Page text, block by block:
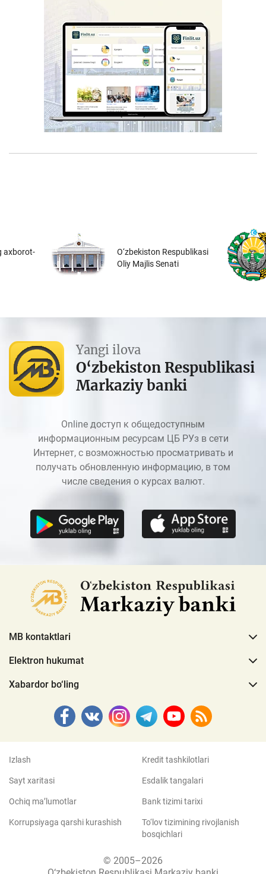
axborot-
O‘zbekiston Respublikasi
Oliy Majlis Senati
Yangi ilova
O‘zbekiston Respublikasi
Markaziy banki
Online доступ к общедоступным
информационным ресурсам ЦБ РУз в сети
Интернет, с возможностью просматривать и
получать обновленную информацию, в том
числе сведения о курсах валют.
MB kontaktlari
Elektron hukumat
Xabardor bo‘ling
Izlash
Sayt xaritasi
Ochiq ma’lumotlar
Korrupsiyaga qarshi kurashish
Kredit tashkilotlari
Esdalik tangalari
Bank tizimi tarixi
To‘lov tizimining rivojlanish
bosqichlari
© 2005–2026